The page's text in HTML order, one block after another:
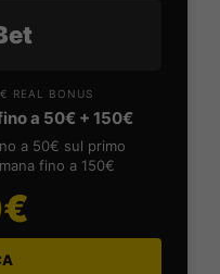
REAL BONUS
a 50€ + 150€
a 50€ sul primo
fino a 150€